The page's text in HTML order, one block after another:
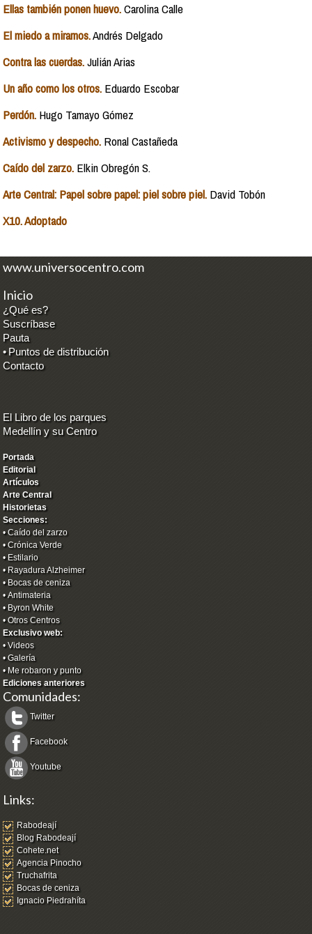
Ellas también ponen huevo.Carolina Calle
El miedo a mirarnos.Andrés Delgado
Contra las cuerdas.Julián Arias
Un año como los otros. Eduardo Escobar
Perdón. Hugo Tamayo Gómez
Activismo y despecho. Ronal Castañeda
Caído del zarzo. Elkin Obregón S.
Arte Central: Papel sobre papel: piel sobre piel. David Tobón
X10. Adoptado
www.universocentro.com
Inicio
¿Qué es?
Suscríbase
Pauta
• Puntos de distribución
Contacto
El Libro de los parques
Medellín y su Centro
Portada
Editorial
Artículos
Arte Central
Historietas
Secciones:
•Caído del zarzo
•Crónica Verde
• Estilario
• Rayadura Alzheimer
• Bocas de ceniza
•Antimateria
• Byron White
•Otros Centros
Exclusivo web:
•Videos
•Galería
• Me robaron y punto
Ediciones anteriores
Comunidades:
Twitter
Facebook
Youtube
Links:
Rabodeají
Blog Rabodeají
Cohete.net
Agencia Pinocho
Truchafrita
Bocas de ceniza
Ignacio Piedrahíta